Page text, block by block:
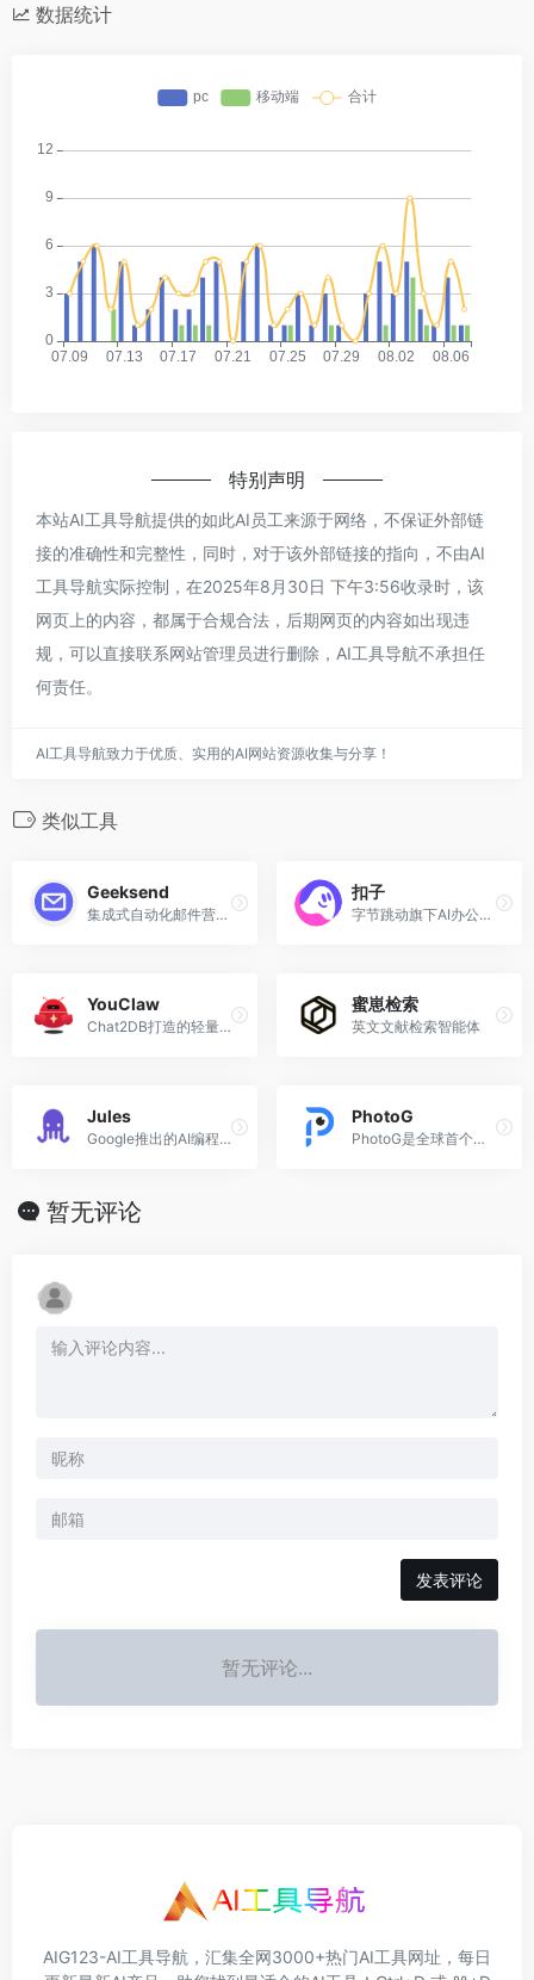
数据统计
特别声明
本站AI工具导航提供的如此AI员工来源于网络，不保证外部链
接的准确性和完整性，同时，对于该外部链接的指向，不由AI
工具导航实际控制，在2025年8月30日 下午3:56收录时，该
网页上的内容，都属于合规合法，后期网页的内容如出现违
规，可以直接联系网站管理员进行删除，AI工具导航不承担任
何责任。
AI工具导航致力于优质、实用的AI网站资源收集与分享！
类似工具
Geeksend
集成式自动化邮件营销管理平台
扣子
字节跳动旗下AI办公伙伴
YouClaw
Chat2DB打造的轻量级、开源的个人AI桌面助理智能体。
蜜崽检索
英文文献检索智能体
Jules
Google推出的AI编程开发智能体
PhotoG
PhotoG是全球首个内容营销端对端智能体
暂无评论
发表评论
暂无评论...
AIG123-AI工具导航，汇集全网3000+热门AI工具网址，每日